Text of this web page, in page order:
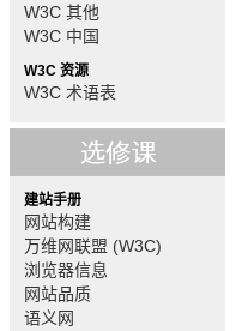
W3C 其他
W3C 中国
W3C 资源
W3C 术语表
建站手册
网站构建
万维网联盟 (W3C)
浏览器信息
网站品质
语义网